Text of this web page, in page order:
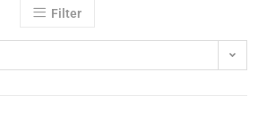
Filter